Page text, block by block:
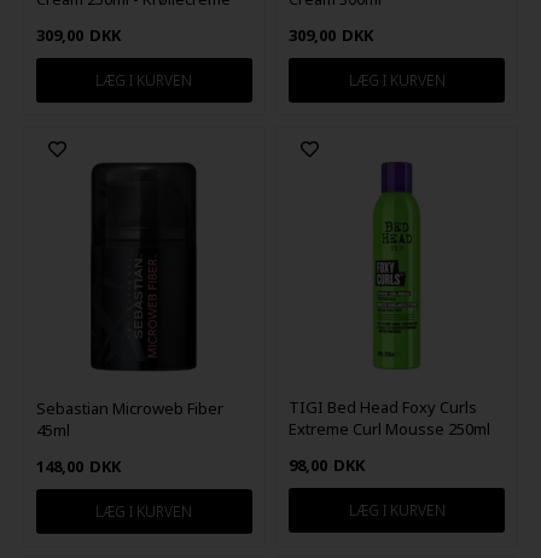
309,00 DKK
309,00 DKK
Sebastian Microweb Fiber
45ml
148,00 DKK
TIGI Bed Head Foxy Curls
Extreme Curl Mousse 250ml
98,00 DKK